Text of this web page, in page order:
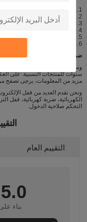
1. تصميم مع أي بولت الميكانيكية
2. لوحة الألومنيوم مع أسلوب أنيق
3. مع مربع أسفل، من السهل تثبيت
4. 500000 دورات الاختبارات
5. ثلاثة الاتصال الناتج، ومناسبة لجميع أنواع أقفال
6. أفضل خيار للتحكم في الوصول
ضمان الجودة:
مزيد من المعلومات، يرجى تصفح
ونحن نقدم العديد من قفل
الكهربائية، ضربة كهربائية، قفل
التحكم صلاحية الدخول.
التقييم العام
5.0
بناء على 50 مراجعة لهذا